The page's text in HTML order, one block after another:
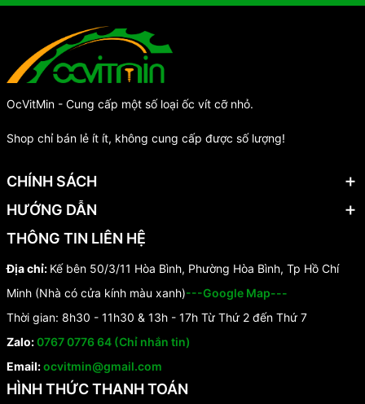
OcVitMin - Cung cấp một số loại ốc vít cỡ nhỏ.
Shop chỉ bán lẻ ít ít, không cung cấp được số lượng!
CHÍNH SÁCH
HƯỚNG DẪN
THÔNG TIN LIÊN HỆ
Địa chỉ: Kế bên 50/3/11 Hòa Bình, Phường Hòa Bình, Tp Hồ Chí
Minh (Nhà có cửa kính màu xanh)---Google Map---
Thời gian: 8h30 - 11h30 & 13h - 17h Từ Thứ 2 đến Thứ 7
Zalo:0767 0776 64 (Chỉ nhắn tin)
Email:ocvitmin@gmail.com
HÌNH THỨC THANH TOÁN